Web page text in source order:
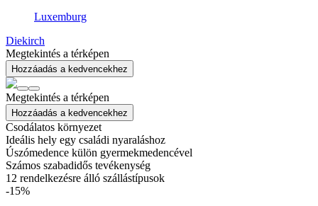
Luxemburg
Diekirch
Megtekintés a térképen
Hozzáadás a kedvencekhez
Megtekintés a térképen
Hozzáadás a kedvencekhez
Csodálatos környezet
Ideális hely egy családi nyaraláshoz
Úszómedence külön gyermekmedencével
Számos szabadidős tevékenység
12 rendelkezésre álló szállástípusok
-15%